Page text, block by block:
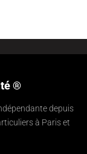
®
depuis
à Paris et